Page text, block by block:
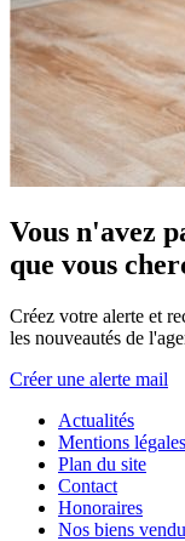
Vous n'avez
que vous
Créez votre alerte et
les nouveautés de
Créer une alerte mail
Actualités
Mentions légales
Plan du site
Contact
Honoraires
Nos biens